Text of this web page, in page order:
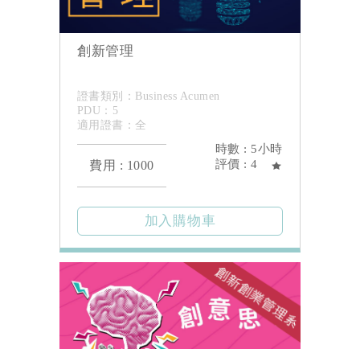
創新管理
證書類別：Business Acumen
PDU：5
適用證書：全
費用 : 1000
時數 : 5小時
評價 : 4